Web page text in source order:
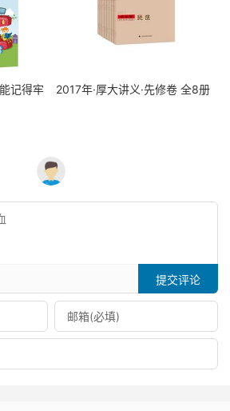
记得牢 2017年·厚大讲义·先修卷 全8册
提交评论